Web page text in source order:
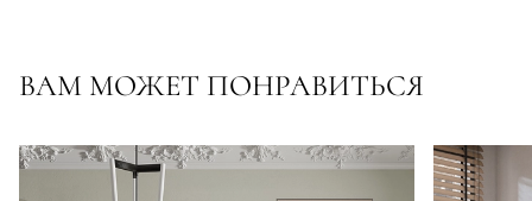
ВАМ МОЖЕТ ПОНРАВИТЬСЯ